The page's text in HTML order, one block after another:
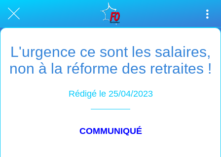
L'urgence ce sont les salaires,
non à la réforme des retraites !
Rédigé le 25/04/2023
COMMUNIQUÉ